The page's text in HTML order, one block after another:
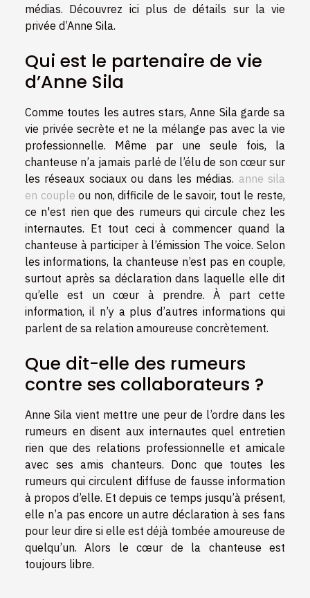
médias. Découvrez ici plus de détails sur la vie
privée d’Anne Sila.
Qui est le partenaire de vie
d’Anne Sila
Comme toutes les autres stars, Anne Sila garde sa
vie privée secrète et ne la mélange pas avec la vie
professionnelle. Même par une seule fois, la
chanteuse n’a jamais parlé de l’élu de son cœur sur
les réseaux sociaux ou dans les médias. anne sila
en couple ou non, difficile de le savoir, tout le reste,
ce n'est rien que des rumeurs qui circule chez les
internautes. Et tout ceci à commencer quand la
chanteuse à participer à l’émission The voice. Selon
les informations, la chanteuse n’est pas en couple,
surtout après sa déclaration dans laquelle elle dit
qu’elle est un cœur à prendre. À part cette
information, il n’y a plus d’autres informations qui
parlent de sa relation amoureuse concrètement.
Que dit-elle des rumeurs
contre ses collaborateurs ?
Anne Sila vient mettre une peur de l’ordre dans les
rumeurs en disent aux internautes quel entretien
rien que des relations professionnelle et amicale
avec ses amis chanteurs. Donc que toutes les
rumeurs qui circulent diffuse de fausse information
à propos d’elle. Et depuis ce temps jusqu’à présent,
elle n’a pas encore un autre déclaration à ses fans
pour leur dire si elle est déjà tombée amoureuse de
quelqu’un. Alors le cœur de la chanteuse est
toujours libre.